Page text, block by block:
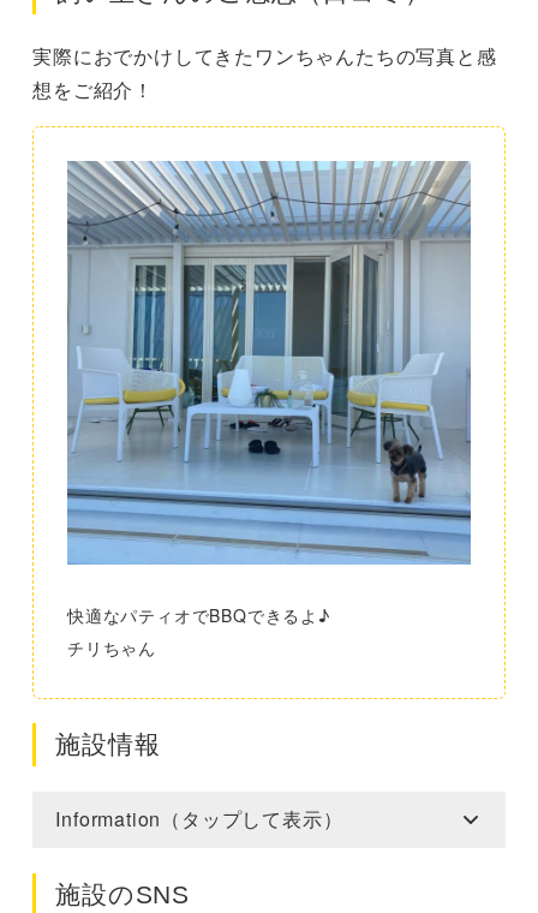
実際におでかけしてきたワンちゃんたちの写真と感
想をご紹介！
快適なパティオでBBQできるよ♪
チリちゃん
施設情報
Information（タップして表示）
施設のSNS